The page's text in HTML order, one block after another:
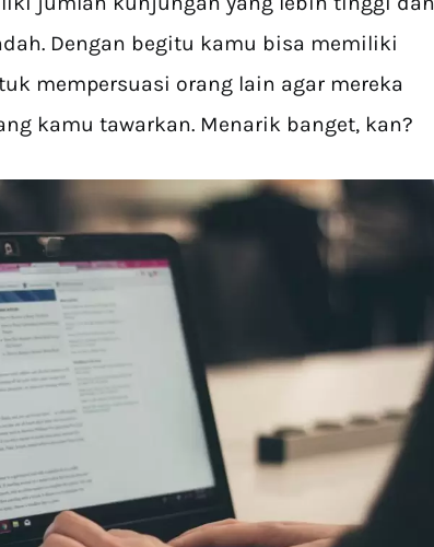
Dengan begitu kamu bisa memiliki
mempersuasi orang lain agar mereka
kamu tawarkan. Menarik banget, kan?